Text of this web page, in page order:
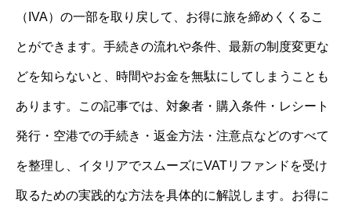
（IVA）の一部を取り戻して、お得に旅を締めくくるこ
とができます。手続きの流れや条件、最新の制度変更な
どを知らないと、時間やお金を無駄にしてしまうことも
あります。この記事では、対象者・購入条件・レシート
発行・空港での手続き・返金方法・注意点などのすべて
を整理し、イタリアでスムーズにVATリファンドを受け
取るための実践的な方法を具体的に解説します。お得に